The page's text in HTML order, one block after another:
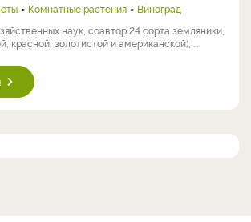
Комнатные растения
Виноград
наук, соавтор 24 сорта земляники,
красной, золотистой и американской), ...